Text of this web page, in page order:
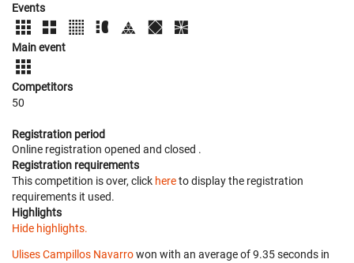
Events
Main event
Competitors
50
Registration period
Online registration opened and closed .
Registration requirements
This competition is over, click hereto display the registration
requirements it used.
Highlights
Hide highlights.
Ulises Campillos Navarrowon with an average of 9.35 seconds in